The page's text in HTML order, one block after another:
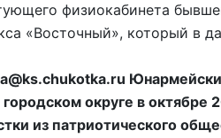
физиокабинета
«Восточный», который в
округе в октябре
из патриотического